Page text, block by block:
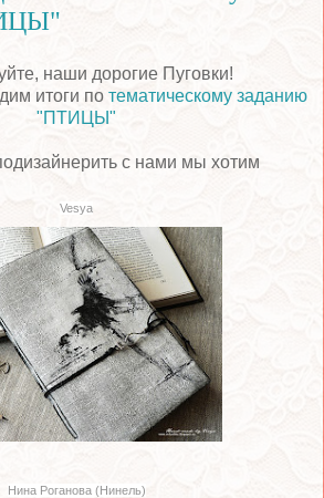
наши дорогие Пуговки!
итоги по тематическому заданию
"ПТИЦЫ"
с нами мы хотим
Vesya
Нина Роганова (Нинель)